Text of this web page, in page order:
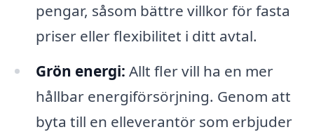
pengar, såsom bättre villkor för fasta
priser eller flexibilitet i ditt avtal.
Grön energi: Allt fler vill ha en mer
hållbar energiförsörjning. Genom att
byta till en elleverantör som erbjuder